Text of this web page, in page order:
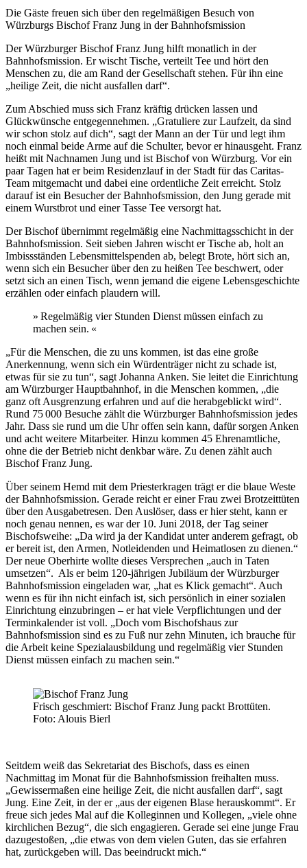
Die Gäste freuen sich über den regelmäßigen Besuch von
Würzburgs Bischof Franz Jung in der Bahnhofsmission
Der Würzburger Bischof Franz Jung hilft monatlich in der
Bahnhofsmission. Er wischt Tische, verteilt Tee und hört den
Menschen zu, die am Rand der Gesellschaft stehen. Für ihn eine
„heilige Zeit, die nicht ausfallen darf“.
Zum Abschied muss sich Franz kräftig drücken lassen und
Glückwünsche entgegennehmen. „Gratuliere zur Laufzeit, da sind
wir schon stolz auf dich“, sagt der Mann an der Tür und legt ihm
noch einmal beide Arme auf die Schulter, bevor er hinausgeht. Franz
heißt mit Nachnamen Jung und ist Bischof von Würzburg. Vor ein
paar Tagen hat er beim Residenzlauf in der Stadt für das Caritas-
Team mitgemacht und dabei eine ordentliche Zeit erreicht. Stolz
darauf ist ein Besucher der Bahnhofsmission, den Jung gerade mit
einem Wurstbrot und einer Tasse Tee versorgt hat.
Der Bischof übernimmt regelmäßig eine Nachmittagsschicht in der
Bahnhofsmission. Seit sieben Jahren wischt er Tische ab, holt an
Imbissständen Lebensmittelspenden ab, belegt Brote, hört sich an,
wenn sich ein Besucher über den zu heißen Tee beschwert, oder
setzt sich an einen Tisch, wenn jemand die eigene Lebensgeschichte
erzählen oder einfach plaudern will.
» Regelmäßig vier Stunden Dienst müssen einfach zu
machen sein. «
„Für die Menschen, die zu uns kommen, ist das eine große
Anerkennung, wenn sich ein Würdenträger nicht zu schade ist,
etwas für sie zu tun“, sagt Johanna Anken. Sie leitet die Einrichtung
am Würzburger Hauptbahnhof, in die Menschen kommen, „die
ganz oft Ausgrenzung erfahren und auf die herabgeblickt wird“.
Rund 75 000 Besuche zählt die Würzburger Bahnhofsmission jedes
Jahr. Dass sie rund um die Uhr offen sein kann, dafür sorgen Anken
und acht weitere Mitarbeiter. Hinzu kommen 45 Ehrenamtliche,
ohne die der Betrieb nicht denkbar wäre. Zu denen zählt auch
Bischof Franz Jung.
Über seinem Hemd mit dem Priesterkragen trägt er die blaue Weste
der Bahnhofsmission. Gerade reicht er einer Frau zwei Brotzeittüten
über den Ausgabetresen. Den Auslöser, dass er hier steht, kann er
noch genau nennen, es war der 10. Juni 2018, der Tag seiner
Bischofsweihe: „Da wird ja der Kandidat unter anderem gefragt, ob
er bereit ist, den Armen, Notleidenden und Heimatlosen zu dienen.“
Der neue Oberhirte wollte dieses Versprechen „auch in Taten
umsetzen“. Als er beim 120-jährigen Jubiläum der Würzburger
Bahnhofsmission eingeladen war, „hat es Klick gemacht“. Auch
wenn es für ihn nicht einfach ist, sich persönlich in einer sozialen
Einrichtung einzubringen – er hat viele Verpflichtungen und der
Terminkalender ist voll. „Doch vom Bischofshaus zur
Bahnhofsmission sind es zu Fuß nur zehn Minuten, ich brauche für
die Arbeit keine Spezialausbildung und regelmäßig vier Stunden
Dienst müssen einfach zu machen sein.“
Frisch geschmiert: Bischof Franz Jung packt Brottüten.
Foto: Alouis Bierl
Seitdem weiß das Sekretariat des Bischofs, dass es einen
Nachmittag im Monat für die Bahnhofsmission freihalten muss.
„Gewissermaßen eine heilige Zeit, die nicht ausfallen darf“, sagt
Jung. Eine Zeit, in der er „aus der eigenen Blase herauskommt“. Er
freue sich jedes Mal auf die Kolleginnen und Kollegen, „viele ohne
kirchlichen Bezug“, die sich engagieren. Gerade sei eine junge Frau
dazugestoßen, „die etwas von dem vielen Guten, das sie erfahren
hat, zurückgeben will. Das beeindruckt mich.“